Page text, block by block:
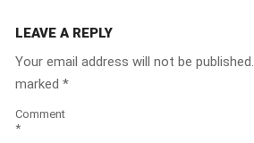
LEAVE A REPLY
Your email address will not be published.
marked *
Comment
*